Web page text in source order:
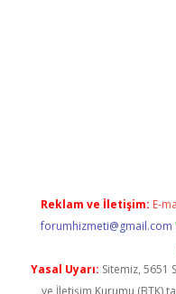
Reklam ve İletişim: E-
forumhizmeti@gmail.com
Yasal Uyarı: Sitemiz, 5651
ve İletişim Kurumu (BTK)